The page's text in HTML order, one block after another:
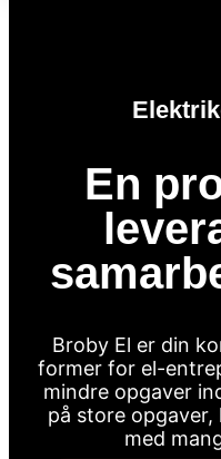
En
Broby El er din
former for el-
mindre opgaver
på store
med